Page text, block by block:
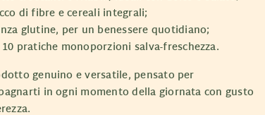
di fibre e cereali integrali;
glutine, per un benessere quotidiano;
pratiche monoporzioni salva-freschezza.
genuino e versatile, pensato per
in ogni momento della giornata con gusto